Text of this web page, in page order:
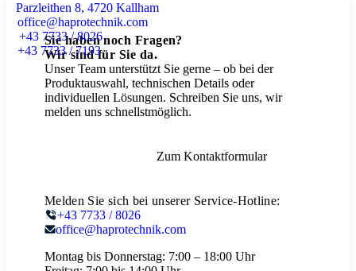
Parzleithen 8, 4720 Kallham
office@haprotechnik.com
+43 7733 / 8026
+43 7733 / 7193
Sie haben noch Fragen?
Wir sind für Sie da.
Unser Team unterstützt Sie gerne – ob bei der
Produktauswahl, technischen Details oder
individuellen Lösungen. Schreiben Sie uns, wir
melden uns schnellstmöglich.
Zum Kontaktformular
Melden Sie sich bei unserer Service-Hotline:
+43 7733 / 8026
office@haprotechnik.com
Montag bis Donnerstag: 7:00 – 18:00 Uhr